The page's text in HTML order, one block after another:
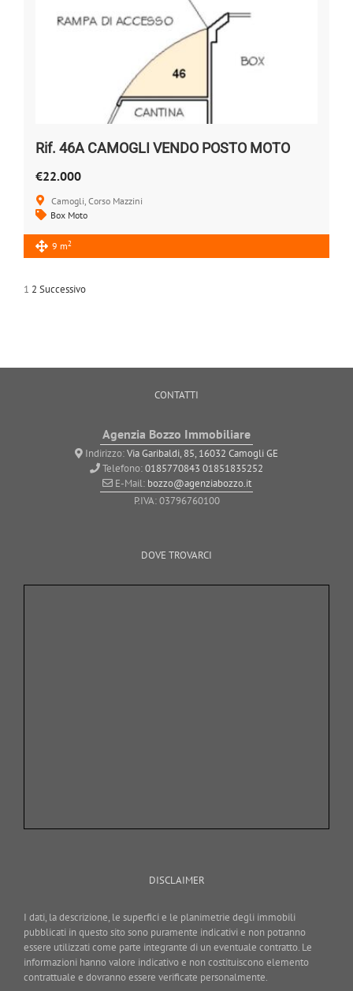
Rif. 46A CAMOGLI VENDO POSTO MOTO
€22.000
Camogli, Corso Mazzini
Box Moto
9 m2
1 2 Successivo
CONTATTI
Agenzia Bozzo Immobiliare
Indirizzo:Via Garibaldi, 85, 16032 Camogli GE
Telefono:0185770843 01851835252
E-Mail: bozzo@agenziabozzo.it
P.IVA: 03796760100
DOVE TROVARCI
DISCLAIMER
I dati, la descrizione, le superfici e le planimetrie degli immobili
pubblicati in questo sito sono puramente indicativi e non potranno
essere utilizzati come parte integrante di un eventuale contratto. Le
informazioni hanno valore indicativo e non costituiscono elemento
contrattuale e dovranno essere verificate personalmente.